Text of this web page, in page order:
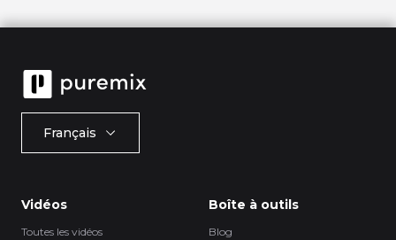
Français
Vidéos
Toutes les vidéos
Boîte à outils
Blog